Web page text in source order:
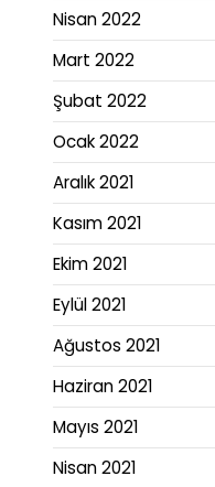
Nisan 2022
Mart 2022
Şubat 2022
Ocak 2022
Aralık 2021
Kasım 2021
Ekim 2021
Eylül 2021
Ağustos 2021
Haziran 2021
Mayıs 2021
Nisan 2021